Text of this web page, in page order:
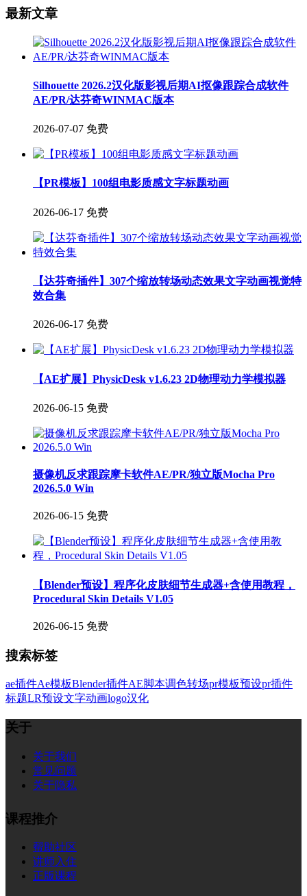
最新文章
Silhouette 2026.2汉化版影视后期AI抠像跟踪合成软件
AE/PR/达芬奇WINMAC版本
2026-07-07 免费
【PR模板】100组电影质感文字标题动画
2026-06-17 免费
【达芬奇插件】307个缩放转场动态效果文字动画视觉特
效合集
2026-06-17 免费
【AE扩展】PhysicDesk v1.6.23 2D物理动力学模拟器
2026-06-15 免费
摄像机反求跟踪摩卡软件AE/PR/独立版Mocha Pro
2026.5.0 Win
2026-06-15 免费
【Blender预设】程序化皮肤细节生成器+含使用教程，
Procedural Skin Details V1.05
2026-06-15 免费
搜索标签
ae插件Ae模板Blender插件AE脚本调色转场pr模板预设pr插件
标题LR预设文字动画logo汉化
关于
关于我们
常见问题
关于隐私
课程推介
帮助社区
讲师入住
正版课程